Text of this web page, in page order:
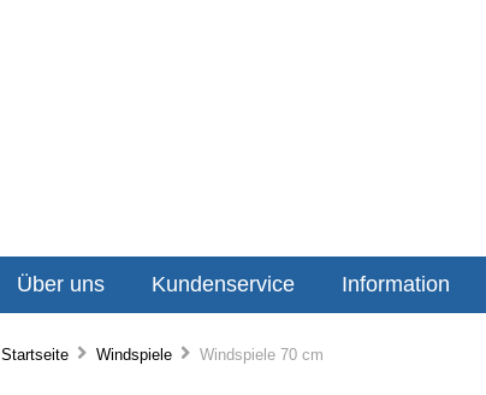
Über uns Kundenservice Information
Startseite Windspiele Windspiele 70 cm